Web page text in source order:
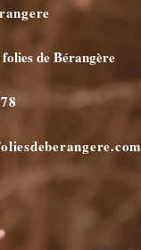
de Bérangère